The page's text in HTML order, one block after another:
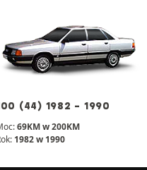
(44) 1982 - 1990
69KM w 200KM
1982 w 1990